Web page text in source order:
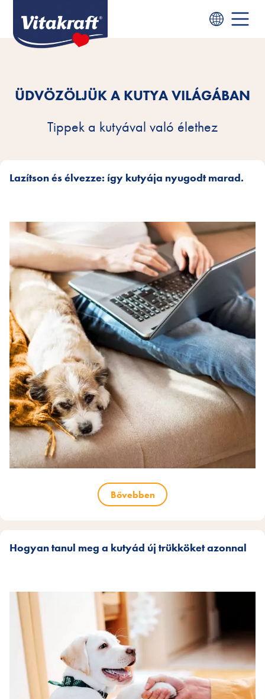
ÜDVÖZÖLJÜK A KUTYA VILÁGÁBAN
Tippek a kutyával való élethez
Lazítson és élvezze: így kutyája nyugodt marad.
Bővebben
Hogyan tanul meg a kutyád új trükköket azonnal